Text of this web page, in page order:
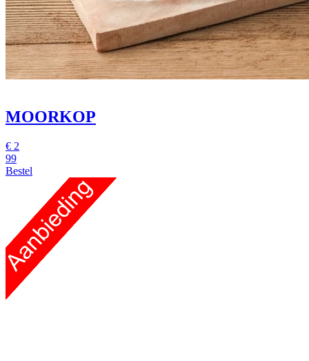
MOORKOP
€ 2
99
Bestel